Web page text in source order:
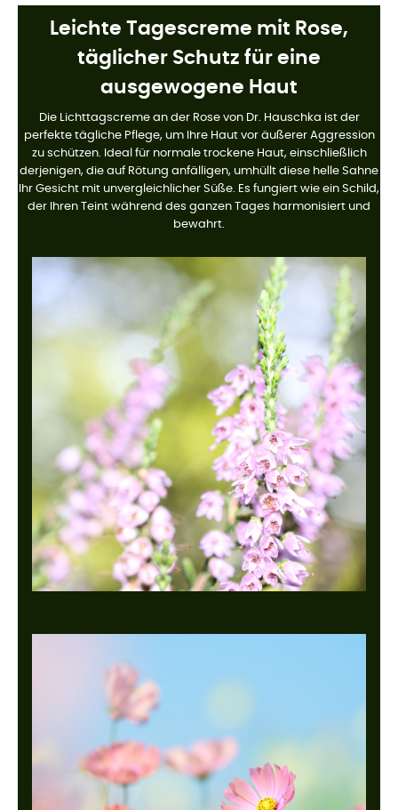
Leichte Tagescreme mit Rose,
täglicher Schutz für eine
ausgewogene Haut
Die Lichttagscreme an der Rose von Dr. Hauschka ist der
perfekte tägliche Pflege, um Ihre Haut vor äußerer Aggression
zu schützen. Ideal für normale trockene Haut, einschließlich
derjenigen, die auf Rötung anfälligen, umhüllt diese helle Sahne
Ihr Gesicht mit unvergleichlicher Süße. Es fungiert wie ein Schild,
der Ihren Teint während des ganzen Tages harmonisiert und
bewahrt.